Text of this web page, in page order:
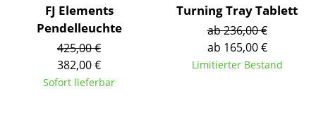
Einzelteile
... alle Sitzmöbel
Tische
FJ Elements
Pendelleuchte
425,00 €
382,00 €
Sofort lieferbar
Turning Tray Tablett
ab 236,00 €
ab 165,00 €
Limitierter Bestand